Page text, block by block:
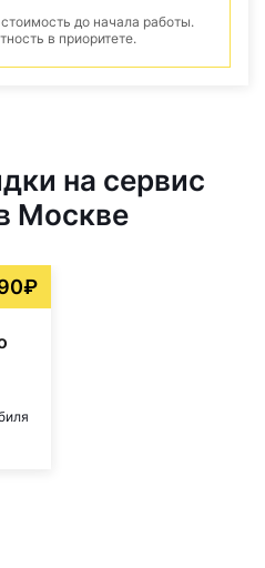
до начала работы.
в приоритете.
на сервис
Москве